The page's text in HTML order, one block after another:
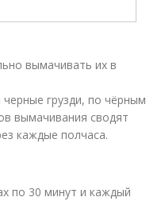
вымачивать их в
грузди, по чёрным
вымачивания сводят
каждые полчаса.
по 30 минут и каждый